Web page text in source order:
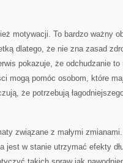
motywacji. To bardzo ważny
dlatego, że nie zna zasad
pokazuje, że odchudzanie to
mogą pomóc osobom, które
że potrzebują
związane z małymi
jest w stanie utrzymać efekty